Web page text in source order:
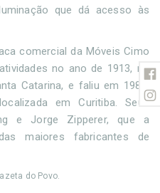
que dá acesso às
comercial da Móveis Cimo
no ano de 1913, no
Catarina, e faliu em 1982,
em Curitiba. Seus
e Jorge Zipperer, que a
maiores fabricantes de
do Povo.